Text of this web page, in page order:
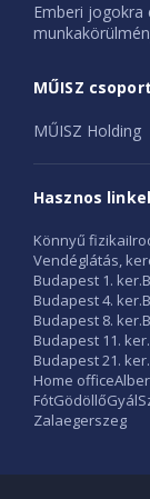
Emberi jogokra
MŰISZ csoport
MŰISZ Holding
Hasznos
Könnyű fizikai
Vendéglátás,
Budapest 1. ker.
Budapest 4. ker.
Budapest 8. ker.
Budapest 11. ker.
Budapest 21. ker.
Home office
FótGödöllőGyál
Zalaegerszeg